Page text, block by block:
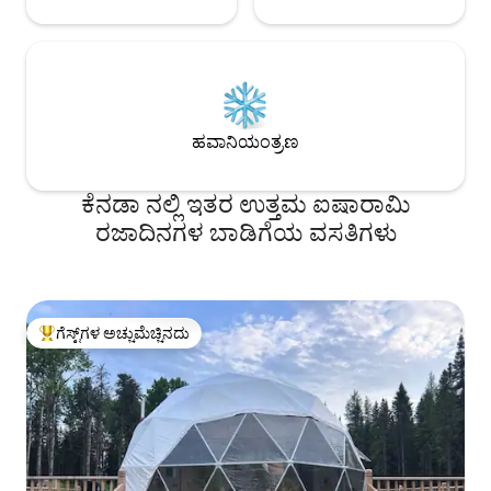
ಹವಾನಿಯಂತ್ರಣ
ಕೆನಡಾ ನಲ್ಲಿ ಇತರ ಉತ್ತಮ ಐಷಾರಾಮಿ
ರಜಾದಿನಗಳ ಬಾಡಿಗೆಯ ವಸತಿಗಳು
ಗೆಸ್ಟ್‌ಗಳಿಗೆ ಅತಿ ಹೆಚ್ಚು ಅಚ್ಚುಮೆಚ್ಚಿನದು
ಗೆಸ್ಟ್‌ಗಳ ಅಚ್ಚುಮೆಚ್ಚಿನದು